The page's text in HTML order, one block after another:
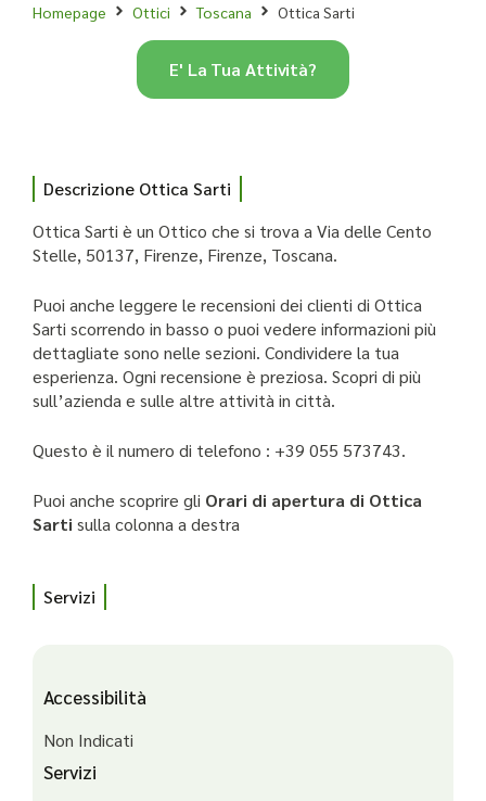
Homepage Ottici Toscana Ottica Sarti
Descrizione Ottica Sarti
Ottica Sarti è un Ottico che si trova a Via delle Cento
Stelle, 50137, Firenze, Firenze, Toscana.
Puoi anche leggere le recensioni dei clienti di Ottica
Sarti scorrendo in basso o puoi vedere informazioni più
dettagliate sono nelle sezioni. Condividere la tua
esperienza. Ogni recensione è preziosa. Scopri di più
sull’azienda e sulle altre attività in città.
Questo è il numero di telefono : +39 055 573743.
Puoi anche scoprire gli Orari di apertura di Ottica
Sarti sulla colonna a destra
Servizi
Accessibilità
Non Indicati
Servizi
E' La Tua Attività?